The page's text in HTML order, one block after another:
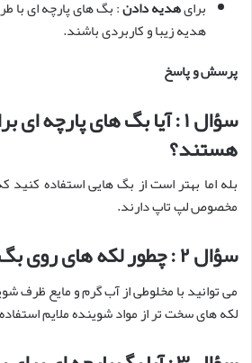
برایهدیه دادن: بگ های پارچه ای با
هدیه زیبا و کاربردی باشند.
پرسش و پاسخ
سؤال۱: آیا بگ های پارچه ای
هستند؟
بله اما بهتر است از بگ هایی استفاده کنید
مخصوص لپ تاپ دارند.
سؤال۲: چطور لکه های روی
می توانید با مخلوطی از آب گرم و مایع ظرف
لکه های سخت تر از مواد شوینده ملایم